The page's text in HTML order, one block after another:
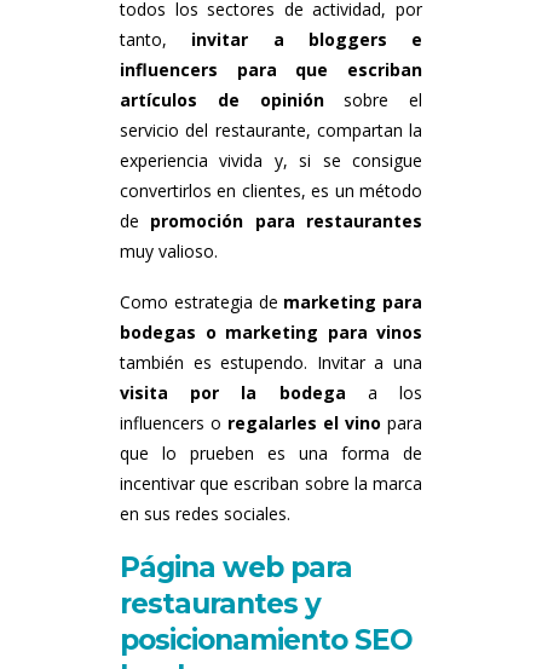
todos los sectores de actividad, por
tanto, invitar a bloggers e
influencers para que escriban
artículos de opiniónsobre el
servicio del restaurante, compartan la
experiencia vivida y, si se consigue
convertirlos en clientes, es un método
de promoción para restaurantes
muy valioso.
Como estrategia de marketing para
bodegas o marketing para vinos
también es estupendo. Invitar a una
visita por la bodega a los
influencers o regalarles el vino para
que lo prueben es una forma de
incentivar que escriban sobre la marca
en sus redes sociales.
Página web para
restaurantes y
posicionamiento SEO